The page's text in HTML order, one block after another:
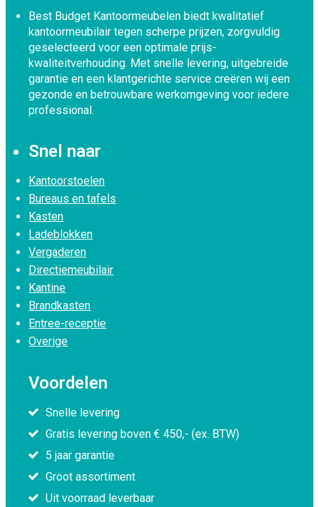
Best Budget Kantoormeubelen biedt kwalitatief
kantoormeubilair tegen scherpe prijzen, zorgvuldig
geselecteerd voor een optimale prijs-
kwaliteitverhouding. Met snelle levering, uitgebreide
garantie en een klantgerichte service creëren wij een
gezonde en betrouwbare werkomgeving voor iedere
professional.
Snel naar
Kantoorstoelen
Bureaus en tafels
Kasten
Ladeblokken
Vergaderen
Directiemeubilair
Kantine
Brandkasten
Entree-receptie
Overige
Voordelen
Snelle levering
Gratis levering boven € 450,- (ex. BTW)
5 jaar garantie
Groot assortiment
Uit voorraad leverbaar